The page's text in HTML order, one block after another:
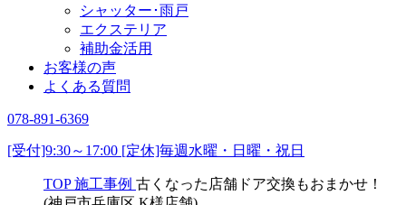
シャッター･雨戸
エクステリア
補助金活用
お客様の声
よくある質問
078-891-6369
[受付]9:30～17:00 [定休]毎週水曜・日曜・祝日
TOP 施工事例 古くなった店舗ドア交換もおまかせ！